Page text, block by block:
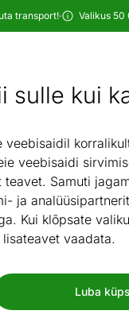
sulle kui
veebisaidil
veebisaidi
Samuti
ja
Kui klõpsate
vaadata.
Luba
transport!· Valikus 50